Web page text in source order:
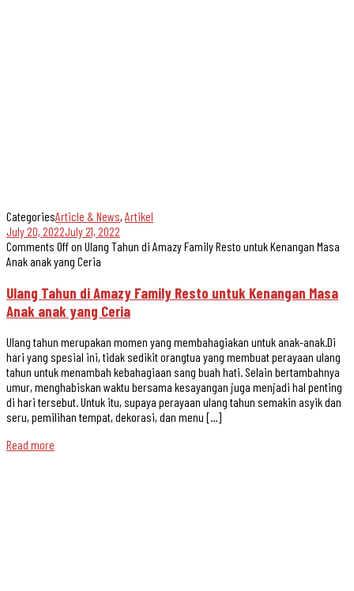
CategoriesArticle & News, Artikel
July 20, 2022July 21, 2022
Comments Offon Ulang Tahun di Amazy Family Resto untuk Kenangan Masa
Anak anak yang Ceria
Ulang Tahun di Amazy Family Resto untuk Kenangan Masa
Anak anak yang Ceria
Ulang tahun merupakan momen yang membahagiakan untuk anak-anak.Di
hari yang spesial ini, tidak sedikit orangtua yang membuat perayaan ulang
tahun untuk menambah kebahagiaan sang buah hati. Selain bertambahnya
umur, menghabiskan waktu bersama kesayangan juga menjadi hal penting
di hari tersebut. Untuk itu, supaya perayaan ulang tahun semakin asyik dan
seru, pemilihan tempat, dekorasi, dan menu […]
Read more